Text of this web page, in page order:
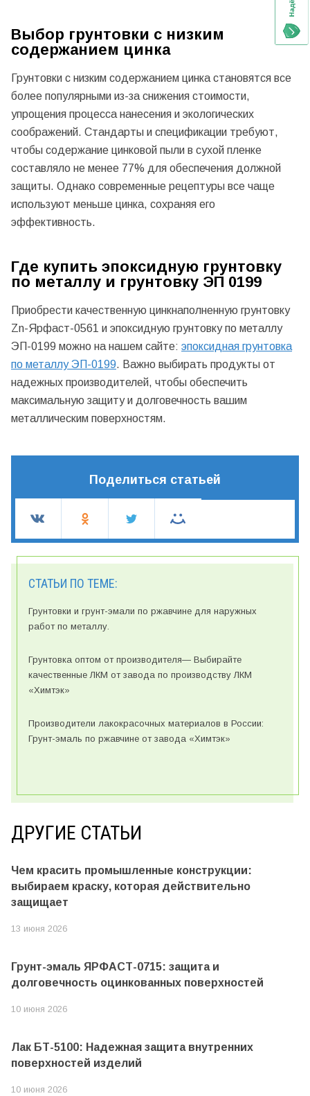
Выбор грунтовки с низким
содержанием цинка
Грунтовки с низким содержанием цинка становятся все
более популярными из-за снижения стоимости,
упрощения процесса нанесения и экологических
соображений. Стандарты и спецификации требуют,
чтобы содержание цинковой пыли в сухой пленке
составляло не менее 77% для обеспечения должной
защиты. Однако современные рецептуры все чаще
используют меньше цинка, сохраняя его
эффективность.
Где купить эпоксидную грунтовку
по металлу и грунтовку ЭП 0199
Приобрести качественную цинкнаполненную грунтовку
Zn-Ярфаст-0561 и эпоксидную грунтовку по металлу
ЭП-0199 можно на нашем сайте: эпоксидная грунтовка
по металлу ЭП-0199. Важно выбирать продукты от
надежных производителей, чтобы обеспечить
максимальную защиту и долговечность вашим
металлическим поверхностям.
Поделиться статьей
СТАТЬИ ПО ТЕМЕ:
Грунтовки и грунт-эмали по ржавчине для наружных
работ по металлу.
Грунтовка оптом от производителя— Выбирайте
качественные ЛКМ от завода по производству ЛКМ
«Химтэк»
Производители лакокрасочных материалов в России:
Грунт-эмаль по ржавчине от завода «Химтэк»
ДРУГИЕ СТАТЬИ
Чем красить промышленные конструкции:
выбираем краску, которая действительно
защищает
13 июня 2026
Грунт-эмаль ЯРФАСТ-0715: защита и
долговечность оцинкованных поверхностей
10 июня 2026
Лак БТ-5100: Надежная защита внутренних
поверхностей изделий
10 июня 2026